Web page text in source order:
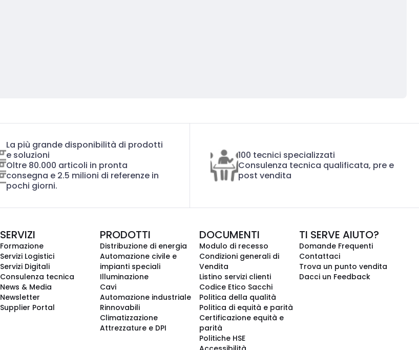
La più grande disponibilità di prodotti
e soluzioni
Oltre 80.000 articoli in pronta
consegna e 2.5 milioni di referenze in
pochi giorni.
100 tecnici specializzati
Consulenza tecnica qualificata, pre e
post vendita
SERVIZI
Formazione
Servizi Logistici
Servizi Digitali
Consulenza tecnica
News & Media
Newsletter
Supplier Portal
PRODOTTI
Distribuzione di energia
Automazione civile e
impianti speciali
Illuminazione
Cavi
Automazione industriale
Rinnovabili
Climatizzazione
Attrezzature e DPI
DOCUMENTI
Modulo di recesso
Condizioni generali di
Vendita
Listino servizi clienti
Codice Etico Sacchi
Politica della qualità
Politica di equità e parità
Certificazione equità e
parità
Politiche HSE
TI SERVE AIUTO?
Domande Frequenti
Contattaci
Trova un punto vendita
Dacci un Feedback